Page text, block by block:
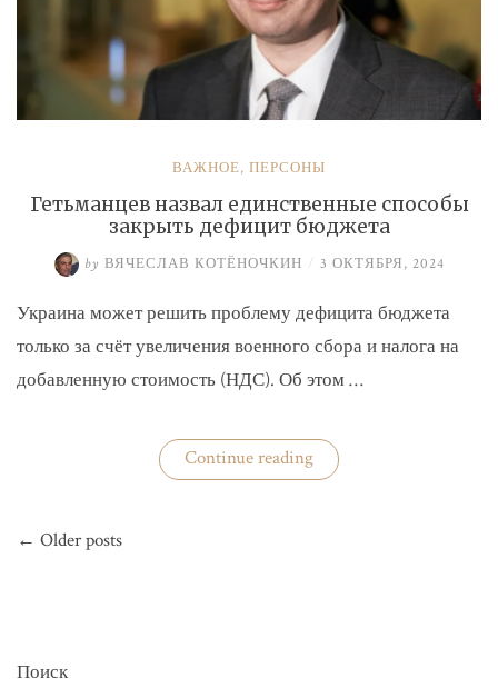
ВАЖНОЕ, ПЕРСОНЫ
Гетьманцев назвал единственные способы
закрыть дефицит бюджета
by ВЯЧЕСЛАВ КОТЁНОЧКИН / 3 ОКТЯБРЯ, 2024
Украина может решить проблему дефицита бюджета
только за счёт увеличения военного сбора и налога на
добавленную стоимость (НДС). Об этом …
Continue reading«Гетьманцев
назвал
по
← Older posts
Поиск